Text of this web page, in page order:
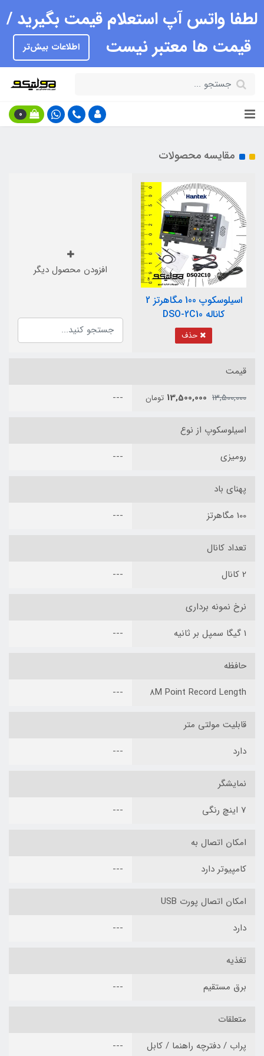
لطفا واتس آپ استعلام قیمت بگیرید /
قیمت ها معتبر نیست
اطلاعات بیش‌تر
0
مقایسه محصولات
اسیلوسکوپ 100 مگاهرتز 2
کاناله DSO-2C10
حذف
افزودن محصول دیگر
قیمت
13,500,000
13,500,000 تومان ---
اسیلوسکوپ از نوع
رومیزی
---
پهنای باد
100 مگاهرتز
---
تعداد کانال
2 کانال
---
نرخ نمونه برداری
1 گیگا سمپل بر ثانیه
---
حافظه
8M Point Record Length
---
قابلیت مولتی متر
دارد
---
نمایشگر
7 اینچ رنگی
---
امکان اتصال به
کامپیوتر دارد
---
امکان اتصال پورت USB
دارد
---
تغذیه
برق مستقیم
---
متعلقات
پراب / دفترچه راهنما / کابل
---